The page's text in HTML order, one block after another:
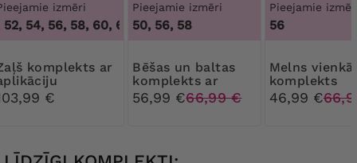
izmēri
54, 56, 58, 60, 62, 64, 48, 50, 52, 54, 56, 58, 60, 62, 64
ar
€
Pieejamie izmēri
50, 56, 58
Bēšas un baltas
komplekts ar
biksēm ar
punktiņiem
56,99 €66,99 €
Pieejamie
56
Melns vienkāršs
komplekts
46,99 €